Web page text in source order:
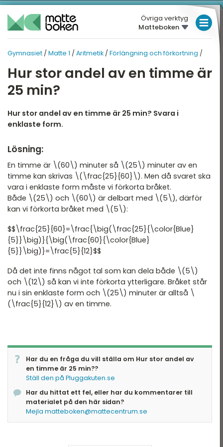
Övriga verktyg
Matteboken
Gymnasiet / Matte 1 / Aritmetik / Förlängning och förkortning /
Hur stor andel av en timme är
25 min?
Hur stor andel av en timme är 25 min? Svara i
enklaste form.
Lösning:
En timme är \(60\) minuter så \(25\) minuter av en
timme kan skrivas \(\frac{25}{60}\). Men då svaret ska
vara i enklaste form måste vi förkorta bråket.
Både \(25\) och \(60\) är delbart med \(5\), därför
kan vi förkorta bråket med \(5\):
$$\frac{25}{60}=\frac{\big(\frac{25}{\color{Blue}
{5}}\big)}{\big(\frac{60}{\color{Blue}
{5}}\big)}=\frac{5}{12}$$
Då det inte finns något tal som kan dela både \(5\)
och \(12\) så kan vi inte förkorta ytterligare. Bråket står
nu i sin enklaste form och \(25\) minuter är alltså \
(\frac{5}{12}\) av en timme.
Har du en fråga du vill ställa om Hur stor andel av
en timme är 25 min??
Ställ den på Pluggakuten.se
Har du hittat ett fel, eller har du kommentarer till
materialet på den här sidan?
Mejla matteboken@mattecentrum.se
LÅGSTADIET
MELLANSTADIET
HÖGSTADIET
Översikt
1
GYMNASIET
MATTE 1
Funktioner
Geometri
Statistik och sannolikhet
2
4
5
HÖGSKOLEPROV
MATTE PÅ LÄTT SV
KUL MED MATTE